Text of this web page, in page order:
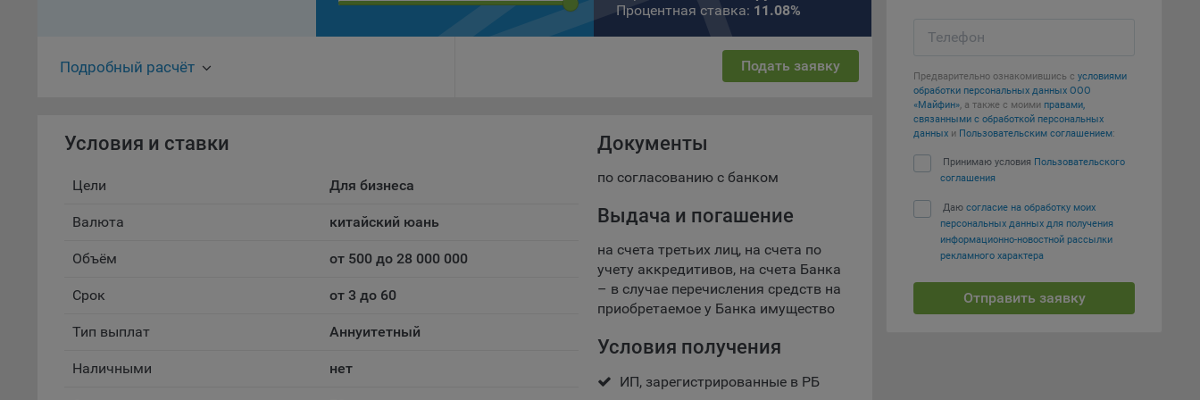
компьютера (мобильного устройства) пользователя сайта Общества,
указанных в пункте 3 Политики, при их посещении для отражения действий,
Общество не использует файлы cookie для идентификации субъектов
персональных данных.
сайтами, которые посещает пользователь), так и сторонние файлы cookie
(задаются сервером, расположенным вне домена наших сайтов).
Общество обрабатывает обезличенные данные пользователей сайта
(включая файлы «cookie»), собираемые с помощью сервисов Интернет-
статистики, которые служат для сбора информации о действиях
Общество обрабатывает обезличенные данные о пользователе в случае, если
Процентная ставка: 11.08%
Подробный расчёт Подать заявку
Условия и ставки
Цели Для бизнеса
Валюта китайский юань
Объём от 500 до 28 000 000
Срок от 3 до 60
Тип выплат Аннуитетный
Наличными нет
Документы
по согласованию с банком
Выдача и погашение
на счета третьих лиц, на счета по
учету аккредитивов, на счета Банка
– в случае перечисления средств на
приобретаемое у Банка имущество
Условия получения
ИП, зарегистрированные в РБ
Телефон
Предварительно ознакомившись с условиями
обработки персональных данных ООО
«Майфин», а также с моими правами,
связанными с обработкой персональных
данных и Пользовательским соглашением:
Принимаю условия Пользовательского
соглашения
Даю согласие на обработку моих
персональных данных для получения
информационно-новостной рассылки
рекламного характера
Отправить заявку